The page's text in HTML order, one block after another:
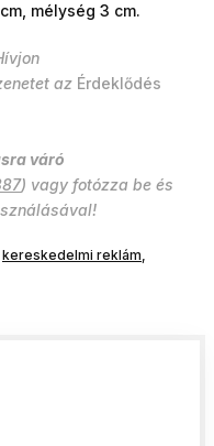
mélység 3 cm.
az Érdeklődés
váró
) vagy fotózza be és
kereskedelmi reklám,